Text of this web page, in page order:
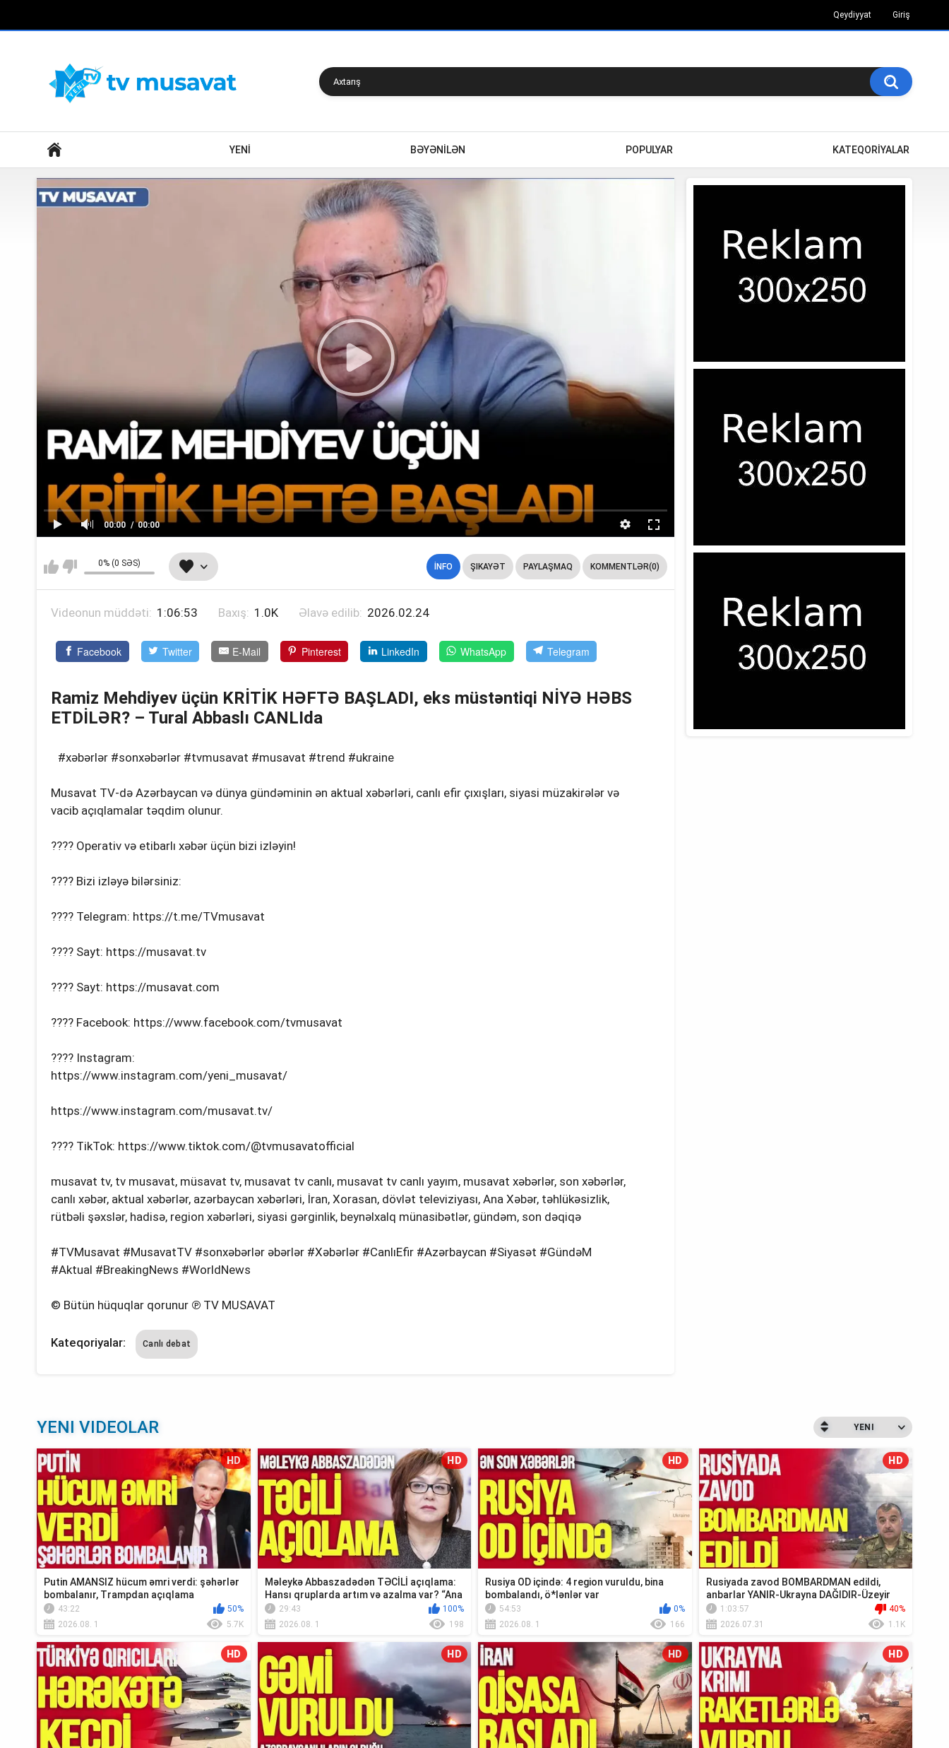
Qeydiyyat Giriş
YENİ BƏYƏNİLƏN POPULYAR KATEQORİYALAR
00:00 00:00
0% (0 SƏS) İNFO ŞIKAYƏT PAYLAŞMAQ KOMMENTLƏR(0)
Videonun müddəti: 1:06:53 Baxış: 1.0K Əlavə edilib: 2026.02.24
Facebook Twitter E-Mail Pinterest LinkedIn WhatsApp Telegram
Ramiz Mehdiyev üçün KRİTİK HƏFTƏ BAŞLADI, eks müstəntiqi NİYƏ HƏBS
ETDİLƏR? – Tural Abbaslı CANLIda
#xəbərlər #sonxəbərlər #tvmusavat #musavat #trend #ukraine
Musavat TV-də Azərbaycan və dünya gündəminin ən aktual xəbərləri, canlı efir çıxışları, siyasi müzakirələr və
vacib açıqlamalar təqdim olunur.
???? Operativ və etibarlı xəbər üçün bizi izləyin!
???? Bizi izləyə bilərsiniz:
???? Telegram: https://t.me/TVmusavat
???? Sayt: https://musavat.tv
???? Sayt: https://musavat.com
???? Facebook: https://www.facebook.com/tvmusavat
???? Instagram:
https://www.instagram.com/yeni_musavat/
https://www.instagram.com/musavat.tv/
???? TikTok: https://www.tiktok.com/@tvmusavatofficial
musavat tv, tv musavat, müsavat tv, musavat tv canlı, musavat tv canlı yayım, musavat xəbərlər, son xəbərlər,
canlı xəbər, aktual xəbərlər, azərbaycan xəbərləri, İran, Xorasan, dövlət televiziyası, Ana Xəbər, təhlükəsizlik,
rütbəli şəxslər, hadisə, region xəbərləri, siyasi gərginlik, beynəlxalq münasibətlər, gündəm, son dəqiqə
#TVMusavat #MusavatTV #sonxəbərlər əbərlər #Xəbərlər #CanlıEfir #Azərbaycan #Siyasət #GündəM
#Aktual #BreakingNews #WorldNews
© Bütün hüquqlar qorunur ℗ TV MUSAVAT
Kateqoriyalar: Canlı debat
YENI VIDEOLAR YENI
HD
Putin AMANSIZ hücum əmri verdi: şəhərlər
bombalanır, Trampdan açıqlama
43:22
50%
2026.08. 1
5.7K
HD
Məleykə Abbaszadədən TƏCİLİ açıqlama:
Hansı qruplarda artım və azalma var? “Ana
Xə...29:43
100%
2026.08. 1
198
HD
Rusiya OD içində: 4 region vuruldu, bina
bombalandı, ö*lənlər var
54:53
0%
2026.08. 1
166
HD
Rusiyada zavod BOMBARDMAN edildi,
anbarlar YANIR-Ukrayna DAĞIDIR-Üzeyir
Cəfərov Ca...
1:03:57
40%
2026.07.31
1.1K
HD HD HD HD